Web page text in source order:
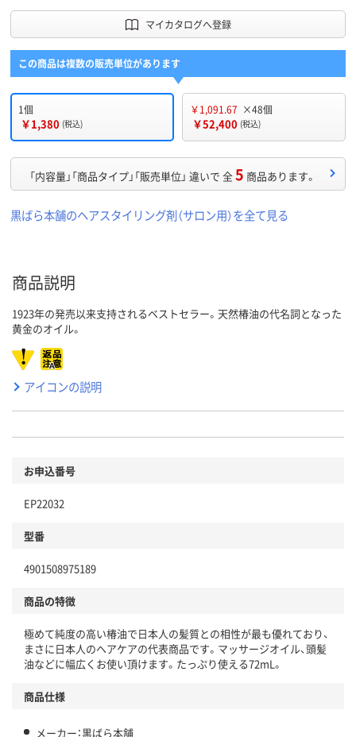
マイカタログへ登録
この商品は複数の販売単位があります
1個
￥1,380 (税込)
￥1,091.67 ×48個
￥52,400 (税込)
「内容量」「商品タイプ」「販売単位」 違いで 全5 商品あります。
黒ばら本舗のヘアスタイリング剤（サロン用）を全て見る
商品説明
1923年の発売以来支持されるベストセラー。天然椿油の代名詞となった
黄金のオイル。
アイコンの説明
お申込番号
EP22032
型番
4901508975189
商品の特徴
極めて純度の高い椿油で日本人の髪質との相性が最も優れており、
まさに日本人のヘアケアの代表商品です。マッサージオイル、頭髪
油などに幅広くお使い頂けます。たっぷり使える72mL。
商品仕様
メーカー：黒ばら本舗